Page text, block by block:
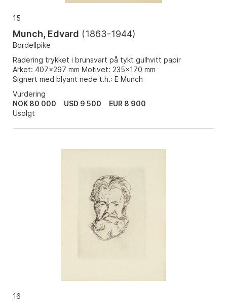
15
Munch, Edvard (1863-1944)
Bordellpike
Radering trykket i brunsvart på tykt gulhvitt papir
Arket: 407x297 mm Motivet: 235x170 mm
Signert med blyant nede t.h.: E Munch
Vurdering
NOK 80 000
USD 9 500
EUR 8 900
Usolgt
16